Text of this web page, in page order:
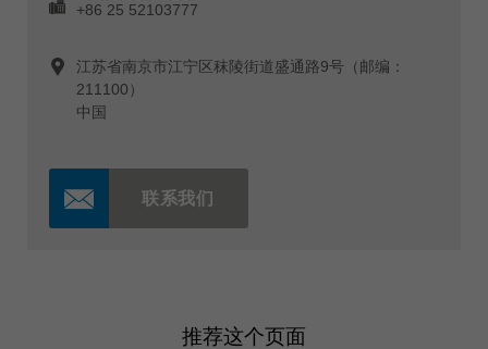
+86 25 52103777
江苏省南京市江宁区秣陵街道盛通路9号（邮编：
211100）
中国
联系我们
推荐这个页面